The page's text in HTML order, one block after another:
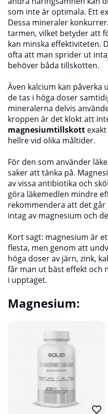
som inte är optimala. Ett
Dessa mineraler
tarmen, vilket betyder att
kan minska effektiviteten.
ofta att man sprider ut
behöver båda tillskotten.
Även kalcium kan påverka
de tas i höga doser
mineralerna delvis
kroppen är det klokt att
magnesiumtillskott
hellre vid olika måltider.
För den som använder
saker att tänka på.
av vissa antibiotika och
göra läkemedlen mindre
rekommendera att det
intag av magnesium och
Kort sagt: magnesium är
flesta, men genom att
höga doser av järn, zink,
får man ut bäst effekt och
i upptaget.
Magnesium: